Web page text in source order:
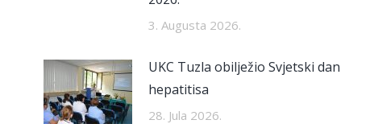
3. Augusta 2026.
UKC Tuzla obilježio Svjetski dan
hepatitisa
28. Jula 2026.